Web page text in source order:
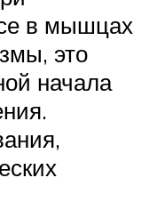
в мышцах
это
начала